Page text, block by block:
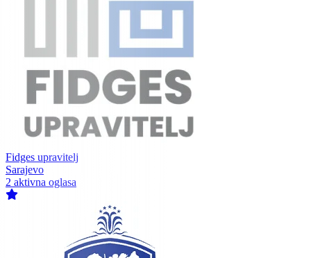
Fidges upravitelj
Sarajevo
2 aktivna oglasa